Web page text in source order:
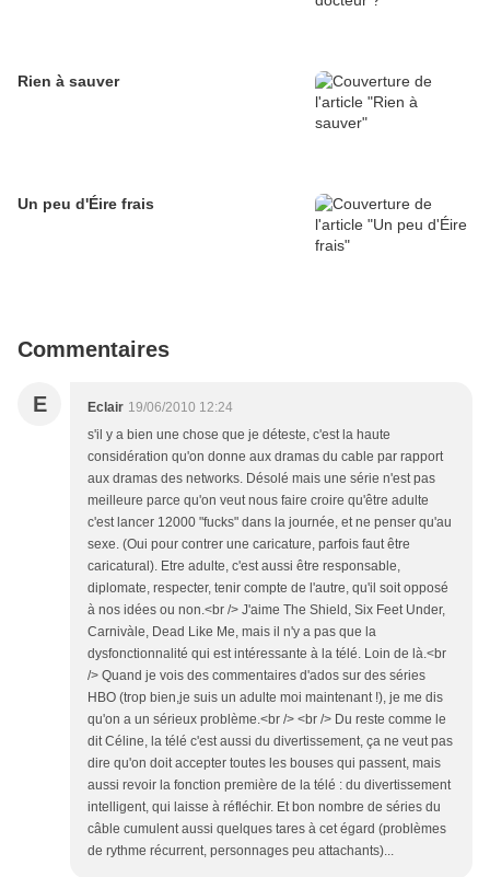
Rien à sauver
Un peu d'Éire frais
Commentaires
E Eclair 19/06/2010 12:24
s'il y a bien une chose que je déteste, c'est la haute
considération qu'on donne aux dramas du cable par rapport
aux dramas des networks. Désolé mais une série n'est pas
meilleure parce qu'on veut nous faire croire qu'être adulte
c'est lancer 12000 "fucks" dans la journée, et ne penser qu'au
sexe. (Oui pour contrer une caricature, parfois faut être
caricatural). Etre adulte, c'est aussi être responsable,
diplomate, respecter, tenir compte de l'autre, qu'il soit opposé
à nos idées ou non.<br /> J'aime The Shield, Six Feet Under,
Carnivàle, Dead Like Me, mais il n'y a pas que la
dysfonctionnalité qui est intéressante à la télé. Loin de là.<br
/> Quand je vois des commentaires d'ados sur des séries
HBO (trop bien,je suis un adulte moi maintenant !), je me dis
qu'on a un sérieux problème.<br /> <br /> Du reste comme le
dit Céline, la télé c'est aussi du divertissement, ça ne veut pas
dire qu'on doit accepter toutes les bouses qui passent, mais
aussi revoir la fonction première de la télé : du divertissement
intelligent, qui laisse à réfléchir. Et bon nombre de séries du
câble cumulent aussi quelques tares à cet égard (problèmes
de rythme récurrent, personnages peu attachants)...